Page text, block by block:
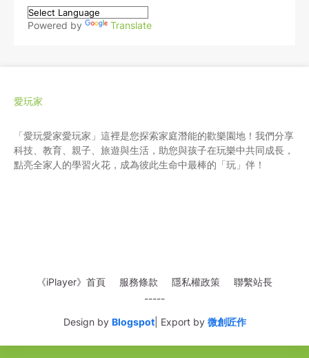
Powered by Translate
愛玩家
「愛玩愛家愛玩家」這裡是您探索家庭潛能的歡樂園地！我們分享
科技、教育、親子、旅遊與生活，助您與孩子在玩樂中共同成長，
點亮全家人的學習火花，成為彼此生命中最棒的「玩」伴！
Design by Blogspot| Export by 微創匠作
《iPlayer》首頁 服務條款 隱私權政策
聯繫站長
-----